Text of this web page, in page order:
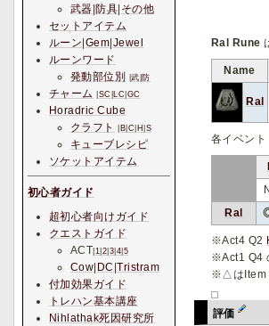
Ral Rune
Name
Ral
各イベント
N
Ral
※Act4 Q2
※Act1 Q4
※△はItem
評価
武器 防具 その他
セットアイテム
ルーン Gem Jewel
ルーンワード
発動部位別
|武 防
チャーム SC LC GC
Horadric Cube
クラフト
B C H S
キューブレシピ
ソケットアイテム
初心者ガイド
超初心者向けガイド
クエストガイド
ACT 1 2 3 4 5
Cow DC |Tristram
付加効果ガイド
トレハン基本講座
Nihlathak死因研究所